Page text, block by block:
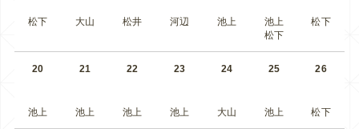
松下 大山 松井 河辺 池上
池上
松下
松下
20
池上
21
池上
22
池上
23
池上
24
大山
25
池上
26
松下